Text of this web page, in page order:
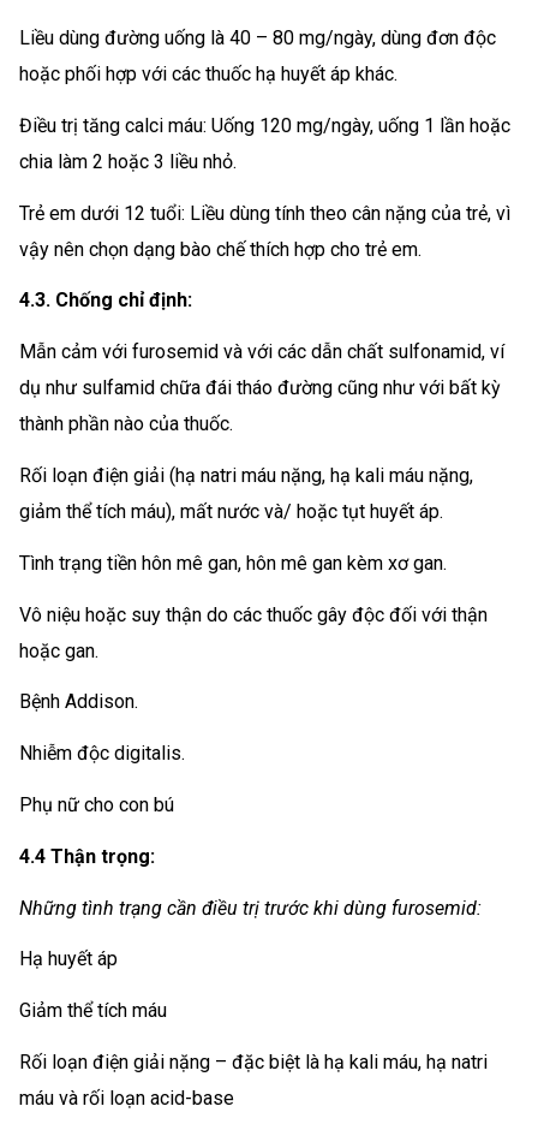
Liều dùng đường uống là 40 – 80 mg/ngày, dùng đơn độc
hoặc phối hợp với các thuốc hạ huyết áp khác.
Điều trị tăng calci máu: Uống 120 mg/ngày, uống 1 lần hoặc
chia làm 2 hoặc 3 liều nhỏ.
Trẻ em dưới 12 tuổi: Liều dùng tính theo cân nặng của trẻ, vì
vậy nên chọn dạng bào chế thích hợp cho trẻ em.
4.3. Chống chỉ định:
Mẫn cảm với furosemid và với các dẫn chất sulfonamid, ví
dụ như sulfamid chữa đái tháo đường cũng như với bất kỳ
thành phần nào của thuốc.
Rối loạn điện giải (hạ natri máu nặng, hạ kali máu nặng,
giảm thể tích máu), mất nước và/ hoặc tụt huyết áp.
Tình trạng tiền hôn mê gan, hôn mê gan kèm xơ gan.
Vô niệu hoặc suy thận do các thuốc gây độc đối với thận
hoặc gan.
Bệnh Addison.
Nhiễm độc digitalis.
Phụ nữ cho con bú
4.4 Thận trọng:
Những tình trạng cần điều trị trước khi dùng furosemid:
Hạ huyết áp
Giảm thể tích máu
Rối loạn điện giải nặng – đặc biệt là hạ kali máu, hạ natri
máu và rối loạn acid-base